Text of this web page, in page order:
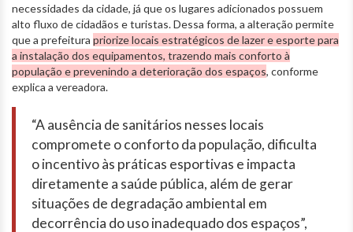
necessidades da cidade, já que os lugares adicionados possuem
alto fluxo de cidadãos e turistas. Dessa forma, a alteração permite
que a prefeitura priorize locais estratégicos de lazer e esporte para
a instalação dos equipamentos, trazendo mais conforto à
população e prevenindo a deterioração dos espaços, conforme
explica a vereadora.
“A ausência de sanitários nesses locais
compromete o conforto da população, dificulta
o incentivo às práticas esportivas e impacta
diretamente a saúde pública, além de gerar
situações de degradação ambiental em
decorrência do uso inadequado dos espaços”,